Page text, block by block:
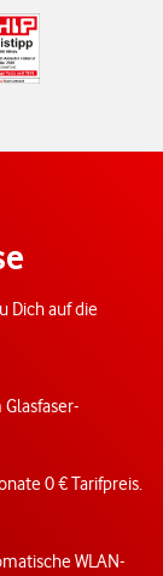
Dich auf die
0 € Tarifpreis.
WLAN-